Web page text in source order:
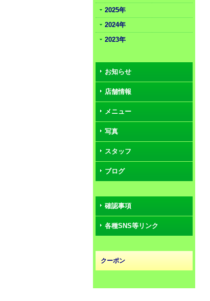
2025年
2024年
2023年
お知らせ
店舗情報
メニュー
写真
スタッフ
ブログ
確認事項
各種SNS等リンク
クーポン